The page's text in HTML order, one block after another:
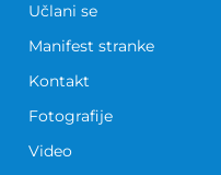
Učlani se
Manifest stranke
Kontakt
Fotografije
Video